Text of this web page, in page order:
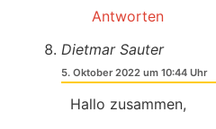
Antworten
Dietmar Sauter
5. Oktober 2022 um 10:44 Uhr
Hallo zusammen,